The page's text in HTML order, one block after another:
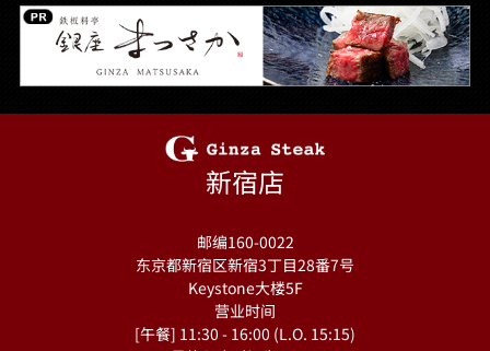
新宿店
邮编160-0022
东京都新宿区新宿3丁目28番7号
Keystone大楼5F
营业时间
[午餐] 11:30 - 16:00 (L.O. 15:15)